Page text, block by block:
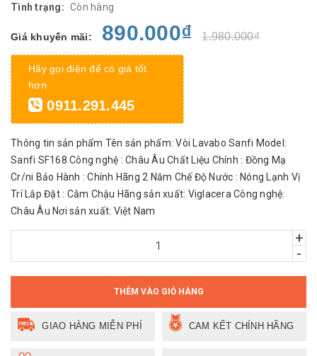
Tình trạng: Còn hàng
Giá khuyến mãi: 890.000₫ 1.980.000₫
Hãy gọi điện để có giá tốt
hơn
0911.291.445
Thông tin sản phẩm Tên sản phẩm: Vòi Lavabo Sanfi Model:
Sanfi SF168 Công nghệ : Châu Âu Chất Liệu Chính : Đồng Mạ
Cr/ni Bảo Hành : Chính Hãng 2 Năm Chế Độ Nước : Nóng Lạnh Vị
Trí Lắp Đặt : Cắm Chậu Hãng sản xuất: Viglacera Công nghệ:
Châu Âu Nơi sản xuất: Việt Nam
+
-
THÊM VÀO GIỎ HÀNG
GIAO HÀNG MIỄN PHÍ CAM KẾT CHÍNH HÃNG